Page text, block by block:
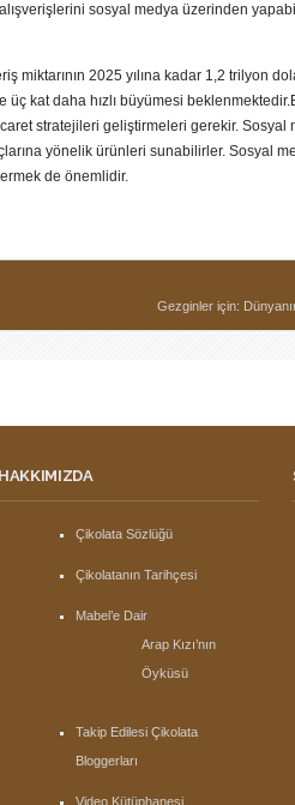
sosyal medya üzerinden
miktarının 2025 yılına kadar 1,2 trilyon
üç kat daha hızlı büyümesi
stratejileri geliştirmeleri gerekir. Sosyal
yönelik ürünleri sunabilirler. Sosyal
de önemlidir.
Gezginler için:
HAKKIMIZDA
Çikolata Sözlüğü
Çikolatanın Tarihçesi
Mabel’e Dair
Arap Kızı’nın
Öyküsü
Takip Edilesi Çikolata
Bloggerları
Video Kütüphanesi